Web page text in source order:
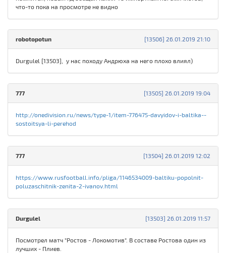
что-то пока на просмотре не видно
[13506] 26.01.2019 21:10
robotopotun
Durgulel [13503], у нас походу Андрюха на него плохо влиял)
[13505] 26.01.2019 19:04
777
http://onedivision.ru/news/type-1/item-776475-davyidov-i-baltika--
sostoitsya-li-perehod
[13504] 26.01.2019 12:02
777
https://www.rusfootball.info/pliga/1146534009-baltiku-popolnit-
poluzaschitnik-zenita-2-ivanov.html
[13503] 26.01.2019 11:57
Durgulel
Посмотрел матч "Ростов - Локомотив". В составе Ростова один из
лучших - Плиев.